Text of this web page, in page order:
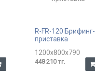
R-FR-120 Брифинг-
приставка
1200x800x790
448 210 тг.